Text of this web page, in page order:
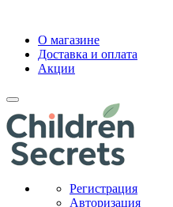
О магазине
Доставка и оплата
Акции
Регистрация
Авторизация